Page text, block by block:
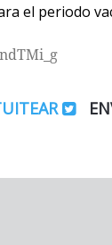
el periodo